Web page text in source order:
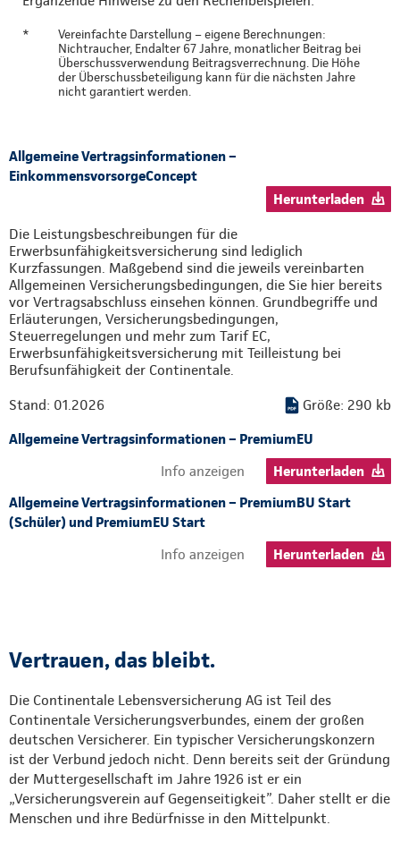
*
Vereinfachte Darstellung – eigene Berechnungen:
Nichtraucher, Endalter 67 Jahre, monatlicher Beitrag bei
Überschussverwendung Beitragsverrechnung. Die Höhe
der Überschussbeteiligung kann für die nächsten Jahre
nicht garantiert werden.
Allgemeine Vertragsinformationen –
EinkommensvorsorgeConcept
Herunterladen
Die Leistungsbeschreibungen für die
Erwerbsunfähigkeitsversicherung sind lediglich
Kurzfassungen. Maßgebend sind die jeweils vereinbarten
Allgemeinen Versicherungsbedingungen, die Sie hier bereits
vor Vertragsabschluss einsehen können. Grundbegriffe und
Erläuterungen, Versicherungsbedingungen,
Steuerregelungen und mehr zum Tarif EC,
Erwerbsunfähigkeitsversicherung mit Teilleistung bei
Berufsunfähigkeit der Continentale.
Stand: 01.2026
Größe: 290 kb
Allgemeine Vertragsinformationen – PremiumEU
Info anzeigen
Herunterladen
Allgemeine Vertragsinformationen – PremiumBU Start
(Schüler) und PremiumEU Start
Info anzeigen
Herunterladen
Vertrauen, das bleibt.
Die Continentale Lebensversicherung AG ist Teil des
Continentale Versicherungsverbundes, einem der großen
deutschen Versicherer. Ein typischer Versicherungskonzern
ist der Verbund jedoch nicht. Denn bereits seit der Gründung
der Muttergesellschaft im Jahre 1926 ist er ein
„Versicherungsverein auf Gegenseitigkeit”. Daher stellt er die
Menschen und ihre Bedürfnisse in den Mittelpunkt.